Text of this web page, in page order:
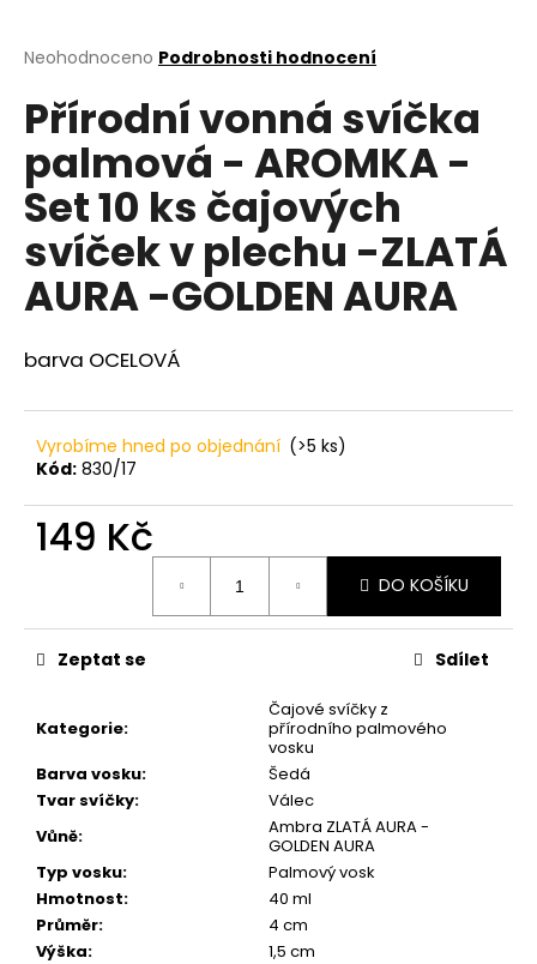
Průměrné
produktu
je
5
hvězdiček.
Neohodnoceno Podrobnosti hodnocení
Přírodní vonná svíčka
palmová - AROMKA -
Set 10 ks čajových
svíček v plechu -ZLATÁ
AURA -GOLDEN AURA
barva OCELOVÁ
Vyrobíme hned po objednání (>5 ks)
Kód: 830/17
149 Kč
DO KOŠÍKU
Kategorie:
Čajové svíčky z
přírodního palmového
vosku
Barva vosku:
Šedá
Tvar svíčky:
Válec
Vůně:
Ambra ZLATÁ AURA -
GOLDEN AURA
Typ vosku:
Palmový vosk
Hmotnost:
40 ml
Průměr:
4 cm
Výška: 1,5 cm
Zeptat se Sdílet
j
t
?
HLEDAT
o
p
o
u
e
m
e
PŘÍRODNÍ
VONNÁ
SVÍČKA
SÓJOVÁ
AROMKA
RECYKLOVANÉ
SKLO,
250
ML